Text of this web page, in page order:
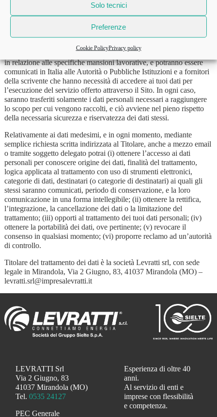
Solo tecnici
Preferenze
Cookie PolicyPrivacy policy
Nessun dato personale sarà oggetto di diffusione né sarà trasferito in
un paese Extra UE.
Ferme restando le comunicazioni effettuate in esecuzione di
obblighi previsti da leggi, regolamenti o normativa comunitaria, i
tuoi dati saranno trattati dai dipendenti e collaboratori della scrivente
in relazione alle specifiche mansioni lavorative, e potranno essere
comunicati in Italia alle Autorità o Pubbliche Istituzioni e a fornitori
della scrivente che hanno necessità di accedere ai tuoi dati per
l’esecuzione del servizio offerto attraverso il Sito. In ogni caso,
saranno trasferiti solamente i dati personali necessari a raggiungere
lo scopo per cui vengono raccolti, e ciò avviene nel pieno rispetto
della necessaria sicurezza e riservatezza dei dati stessi.
Relativamente ai dati medesimi, e in ogni momento, mediante
semplice richiesta scritta indirizzata al Titolare, anche a mezzo email
o tramite soggetto delegato potrai (i) ottenere l’accesso ai dati
personali per conoscere origine dei dati, finalità del trattamento,
logica applicata al trattamento con uso di strumenti elettronici,
categorie di dati, destinatari (o categorie di destinatari) ai quali gli
stessi saranno comunicati, periodo di conservazione, e la loro
comunicazione in una forma intellegibile; (ii) ottenere la rettifica,
l’integrazione, la cancellazione dei dati o la limitazione del
trattamento; (iii) opporti al trattamento dei tuoi dati personali; (iv)
ottenere la portabilità dei dati, ove pertinente; (v) revocare il
consenso in qualsiasi momento; (vi) proporre reclamo ad un’autorità
di controllo.
Titolare del trattamento dei dati è la società Levratti srl, con sede
legale in Mirandola, Via 2 Giugno, 83, 41037 Mirandola (MO) –
levratti.srl@impresalevratti.it
LEVRATTI Srl
Via 2 Giugno, 83
41037 Mirandola (MO)
Tel. 0535 24127
PEC Generale
Esperienza di oltre 40
anni.
Al servizio di enti e
imprese con flessibilità
e competenza.